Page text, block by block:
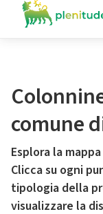
comune
Esplora la
Clicca su ogni
tipologia della
visualizzare la